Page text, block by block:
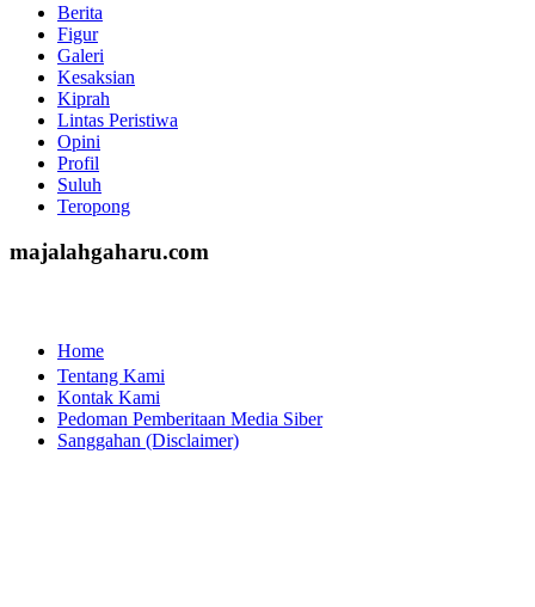
Berita
Figur
Galeri
Kesaksian
Kiprah
Lintas Peristiwa
Opini
Profil
Suluh
Teropong
majalahgaharu.com
Home
Tentang Kami
Kontak Kami
Pedoman Pemberitaan Media Siber
Sanggahan (Disclaimer)